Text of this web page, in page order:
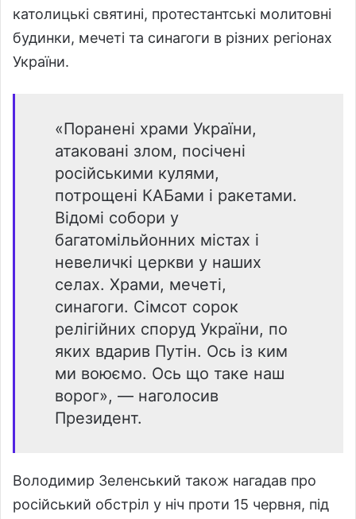
католицькі святині, протестантські молитовні
будинки, мечеті та синагоги в різних регіонах
України.
«Поранені храми України,
атаковані злом, посічені
російськими кулями,
потрощені КАБами і ракетами.
Відомі собори у
багатомільйонних містах і
невеличкі церкви у наших
селах. Храми, мечеті,
синагоги. Сімсот сорок
релігійних споруд України, по
яких вдарив Путін. Ось із ким
ми воюємо. Ось що таке наш
ворог», — наголосив
Президент.
Володимир Зеленський також нагадав про
російський обстріл у ніч проти 15 червня, під